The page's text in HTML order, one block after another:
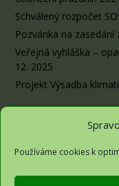
Používáme cookies k
Schválený rozpočet
Pozvánka na zasedání
Veřejná vyhláška –
12. 2025
Projekt Výsadba